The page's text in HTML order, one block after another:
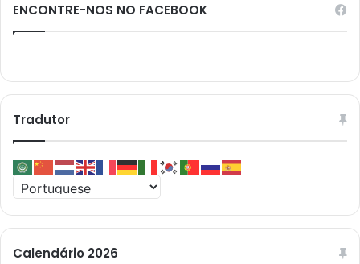
ENCONTRE-NOS NO FACEBOOK
Tradutor
Calendário 2026